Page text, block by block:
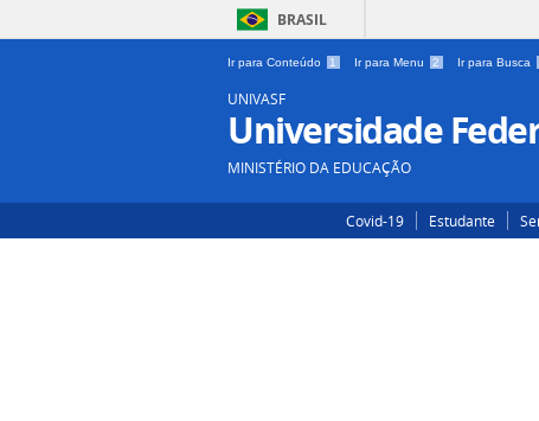
BRASIL
Ir para Conteúdo 1 Ir para Menu 2 Ir para Busca
UNIVASF
Universidade
MINISTÉRIO DA EDUCAÇÃO
Covid-19 Estudante